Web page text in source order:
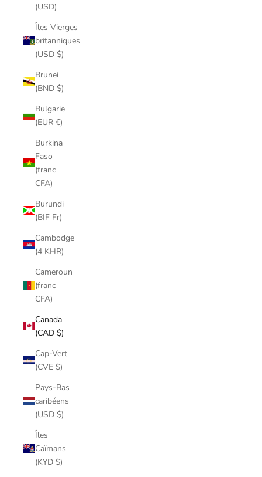
(USD)
Îles Vierges
britanniques
(USD $)
Brunei
(BND $)
Bulgarie
(EUR €)
Burkina
Faso
(franc
CFA)
Burundi
(BIF Fr)
Cambodge
(4 KHR)
Cameroun
(franc
CFA)
Canada
(CAD $)
Cap-Vert
(CVE $)
Pays-Bas
caribéens
(USD $)
Îles
Caïmans
(KYD $)